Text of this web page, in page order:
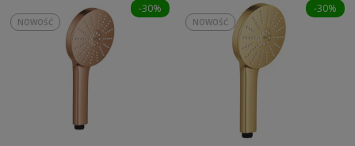
-30%
NOWOŚĆ
-30%
NOWOŚĆ